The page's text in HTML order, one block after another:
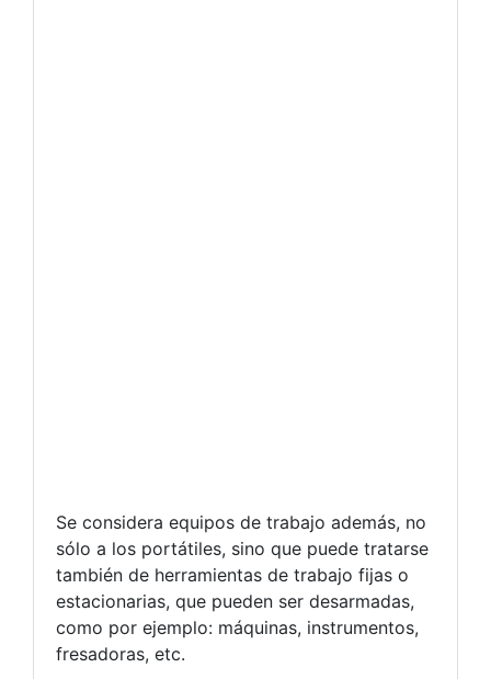
Se considera equipos de trabajo además, no
sólo a los portátiles, sino que puede tratarse
también de herramientas de trabajo fijas o
estacionarias, que pueden ser desarmadas,
como por ejemplo: máquinas, instrumentos,
fresadoras, etc.